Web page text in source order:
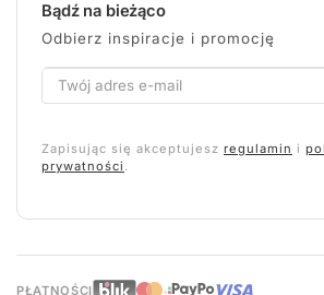
Bądź na bieżąco
Odbierz inspiracje i promocję
Zapisując się akceptujesz regulamin i
prywatności .
PŁATNOŚCI